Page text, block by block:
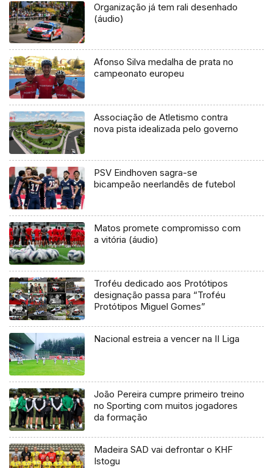
Organização já tem rali desenhado
(áudio)
Afonso Silva medalha de prata no
campeonato europeu
Associação de Atletismo contra
nova pista idealizada pelo governo
PSV Eindhoven sagra-se
bicampeão neerlandês de futebol
Matos promete compromisso com
a vitória (áudio)
Troféu dedicado aos Protótipos
designação passa para “Troféu
Protótipos Miguel Gomes”
Nacional estreia a vencer na II Liga
João Pereira cumpre primeiro treino
no Sporting com muitos jogadores
da formação
Madeira SAD vai defrontar o KHF
Istogu